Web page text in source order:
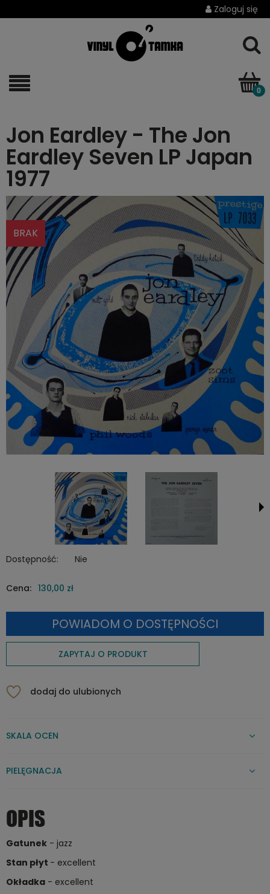
Zaloguj się
Jon Eardley - The Jon
Eardley Seven LP Japan
1977
BRAK
Dostępność: Nie
Cena: 130,00 zł
POWIADOM O DOSTĘPNOŚCI
ZAPYTAJ O PRODUKT
dodaj do ulubionych
SKALA OCEN
PIELĘGNACJA
OPIS
Gatunek - jazz
Stan płyt - excellent
Okładka - excellent